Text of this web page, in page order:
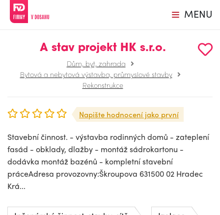
MENU
A stav projekt HK s.r.o.
Dům, byt, zahrada
Bytová a nebytová výstavba, průmyslové stavby
Rekonstrukce
Napište hodnocení jako první
Stavební činnost. - výstavba rodinných domů - zateplení
fasád - obklady, dlažby - montáž sádrokartonu -
dodávka montáž bazénů - kompletní stavební
práceAdresa provozovny:Škroupova 631500 02 Hradec
Krá...